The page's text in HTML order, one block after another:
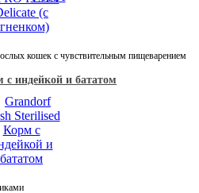
кошек с чувствительным пищеварением
индейкой и бататом